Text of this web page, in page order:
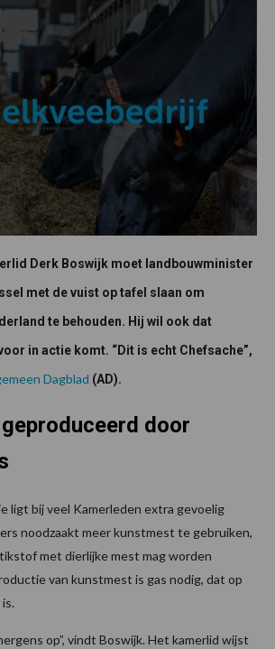
Derk Boswijk moet landbouwminister
met de vuist op tafel slaan om
te behouden. Hij wil ook dat
in actie komt. “Dit is echt Chefsache”,
Dagblad (AD).
door
ligt bij veel Kamerleden extra gevoelig
noodzaakt meer kunstmest te gebruiken,
met dierlijke mest mag worden
van kunstmest is gas nodig, dat op
op”, vindt Boswijk. Het kamerlid wijst